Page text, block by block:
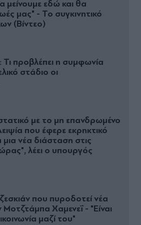
μείνουμε εδώ και θα
μας" - Το συγκινητικό
(Βίντεο)
προβλέπει η συμφωνία
στάδιο οι
με το μη επανδρωμένο
που έφερε εκρηκτικό
νέα διάσταση στις
λέει ο υπουργός
που πυροδοτεί νέα
Χαμενεΐ - "Είναι
μαζί του"